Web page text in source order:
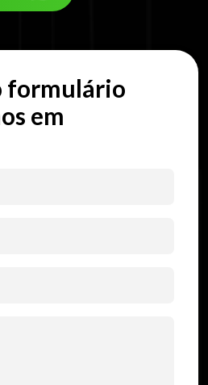
formulário
em